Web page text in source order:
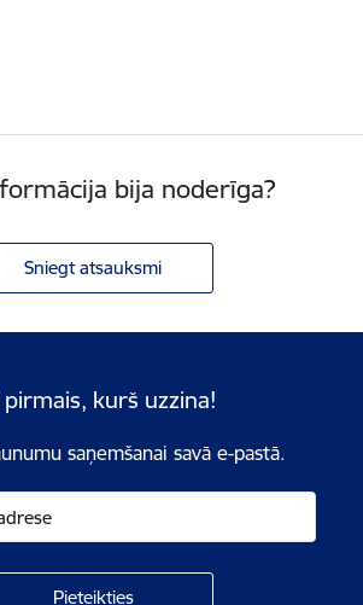
bija noderīga?
Sniegt atsauksmi
pirmais, kurš uzzina!
saņemšanai savā e-pastā.